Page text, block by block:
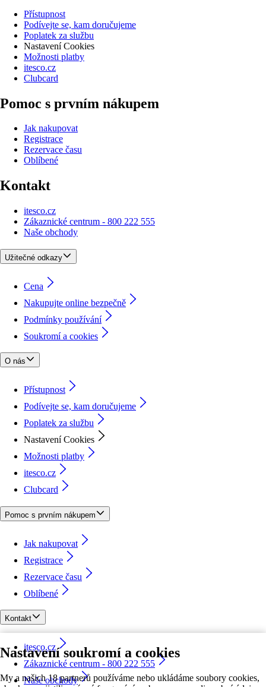
Nastavení soukromí a cookies
My a našich 18 partnerů používáme nebo ukládáme soubory cookies,
Přístupnost
Podívejte se, kam doručujeme
Poplatek za službu
Nastavení Cookies
Možnosti platby
itesco.cz
Clubcard
Pomoc s prvním nákupem
Jak nakupovat
Registrace
Rezervace času
Oblíbené
Kontakt
itesco.cz
Zákaznické centrum - 800 222 555
Naše obchody
Užitečné odkazy
Cena
Nakupujte online bezpečně
Podmínky používání
Soukromí a cookies
O nás
Přístupnost
Podívejte se, kam doručujeme
Poplatek za službu
Nastavení Cookies
Možnosti platby
itesco.cz
Clubcard
Pomoc s prvním nákupem
Jak nakupovat
Registrace
Rezervace času
Oblíbené
Kontakt
itesco.cz
Zákaznické centrum - 800 222 555
Naše obchody